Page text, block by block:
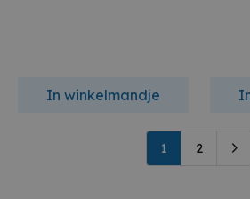
In winkelmandje
1 2